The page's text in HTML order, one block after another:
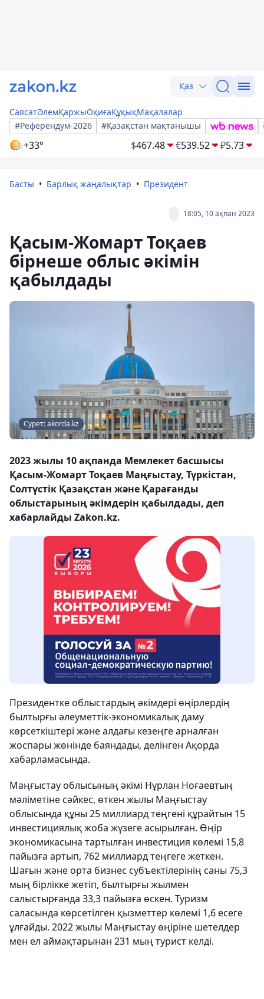
Қаз
СаясатӘлемҚаржыОқиғаҚұқықМақалалар
#Референдум-2026
#Қазақстан мақтанышы
+33° $467.48 €539.52 ₽5.73
Басты Барлық жаңалықтар Президент
18:05, 10 ақпан 2023
Қасым-Жомарт Тоқаев
бірнеше облыс әкімін
қабылдады
Сурет: akorda.kz
2023 жылы 10 ақпанда Мемлекет басшысы
Қасым-Жомарт Тоқаев Маңғыстау, Түркістан,
Солтүстік Қазақстан және Қарағанды
облыстарының әкімдерін қабылдады, деп
хабарлайды Zakon.kz.
Президентке облыстардың әкімдері өңірлердің
былтырғы әлеуметтік-экономикалық даму
көрсеткіштері және алдағы кезеңге арналған
жоспары жөнінде баяндады, делінген Ақорда
хабарламасында.
Маңғыстау облысының әкімі Нұрлан Ноғаевтың
мәліметіне сәйкес, өткен жылы Маңғыстау
облысында құны 25 миллиард теңгені құрайтын 15
инвестициялық жоба жүзеге асырылған. Өңір
экономикасына тартылған инвестиция көлемі 15,8
пайызға артып, 762 миллиард теңгеге жеткен.
Шағын және орта бизнес субъектілерінің саны 75,3
мың бірлікке жетіп, былтырғы жылмен
салыстырғанда 33,3 пайызға өскен. Туризм
саласында көрсетілген қызметтер көлемі 1,6 есеге
ұлғайды. 2022 жылы Маңғыстау өңіріне шетелдер
мен ел аймақтарынан 231 мың турист келді.